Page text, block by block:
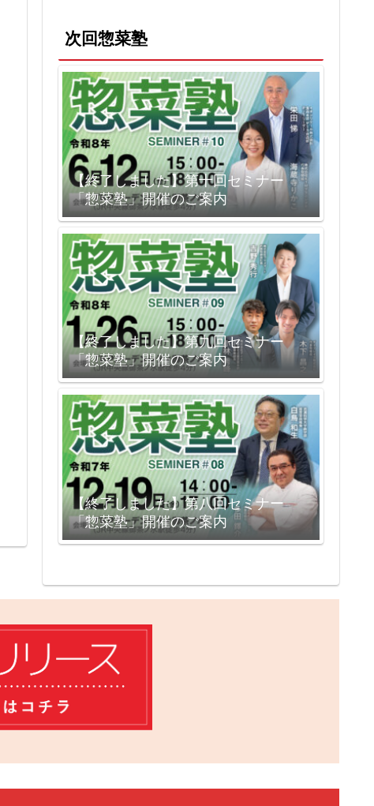
次回惣菜塾
【終了しました】第十回セミナー
「惣菜塾」開催のご案内
【終了しました】第九回セミナー
「惣菜塾」開催のご案内
【終了しました】第八回セミナー
「惣菜塾」開催のご案内